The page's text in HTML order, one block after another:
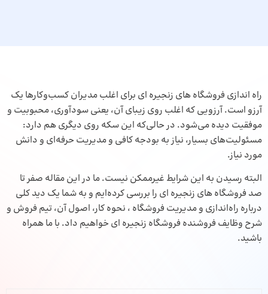
راه ‌اندازی فروشگاه های زنجیره ای برای اغلب مدیران کسب‌وکارها یک
آرزو است. آرزویی که اغلب روی زیبای آن، یعنی سودآوری، محبوبیت و
موفقیت دیده می‌شود. در حالی‌که این سکه روی دیگری هم دارد:
مسئولیت‌های بسیار، نیاز به بودجه کافی و مدیریت حرفه‌ای و دانش
مورد نیاز.
البته رسیدن به این شرایط غیرممکن نیست. ما در این مقاله صفر تا
صد فروشگاه های زنجیره ای را بررسی کرده‌ایم و به شما یک دید کلی
درباره راه‌اندازی و مدیریت فروشگاه ، نحوه کار، اصول آن، تیم فروش و
شرح وظایف فروشنده فروشگاه زنجیره ای خواهیم داد. با ما همراه
باشید.